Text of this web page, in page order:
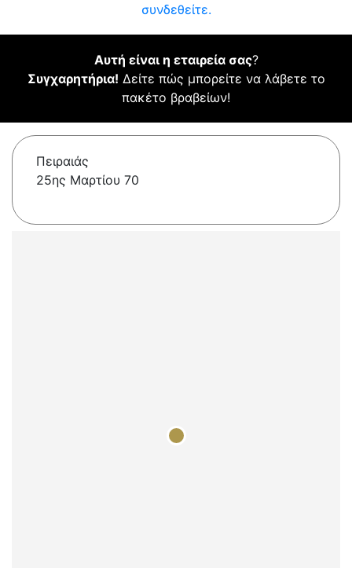
συνδεθείτε.
Αυτή είναι η εταιρεία σας?
Συγχαρητήρια! Δείτε πώς μπορείτε να λάβετε το
πακέτο βραβείων!
Πειραιάς
25ης Μαρτίου 70